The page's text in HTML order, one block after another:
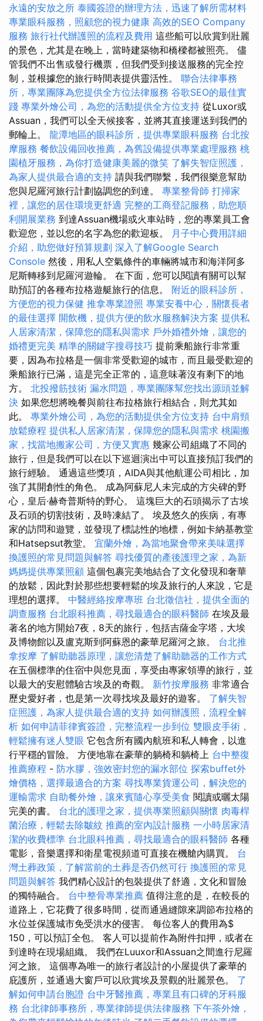
永遠的安放之所 泰國簽證的辦理方法，迅速了解所需材料
專業眼科服務，照顧您的視力健康 高效的SEO Company
服務 旅行社代辦護照的流程及費用 這些船可以欣賞到壯麗
的景色，尤其是在晚上，當時建築物和橋樑都被照亮。 儘
管我們不出售或發行機票，但我們受到接送服務的完全控
制，並根據您的旅行時間表提供靈活性。 聯合法律事務
所，專業團隊為您提供全方位法律服務 谷歌SEO的最佳實
踐 專業外燴公司，為您的活動提供全方位支持 從Luxor或
Assuan，我們可以全天候接客，並將其直接運送到我們的
郵輪上。 龍潭地區的眼科診所，提供專業眼科服務 台北按
摩服務 餐飲設備回收推薦，為舊設備提供專業處理服務 桃
園植牙服務，為你打造健康美麗的微笑 了解失智症照護，
為家人提供最合適的支持 請與我們聯繫，我們很樂意幫助
您與尼羅河旅行計劃協調您的到達。 專業整骨師 打掃家
裡，讓您的居住環境更舒適 完整的工商登記服務，助您順
利開展業務 到達Assuan機場或火車站時，您的專業員工會
歡迎您，並以您的名字為您的歡迎板。 月子中心費用詳細
介紹，助您做好預算規劃 深入了解Google Search
Console 然後，用私人空氣條件的車輛將城市和海洋阿多
尼斯轉移到尼羅河遊輪。 在下面，您可以閱讀有關可以幫
助預訂的各種布拉格遊艇旅行的信息。 附近的眼科診所，
方便您的視力保健 推拿專業證照 專業安養中心，關懷長者
的最佳選擇 開飲機，提供方便的飲水服務解決方案 提供私
人居家清潔，保障您的隱私與需求 戶外婚禮外燴，讓您的
婚禮更完美 精準的關鍵字搜尋技巧 提前乘船旅行非常重
要，因為布拉格是一個非常受歡迎的城市，而且最受歡迎的
乘船旅行已滿，這是完全正常的，這意味著沒有剩下的地
方。 北投撥筋技術 漏水問題，專業團隊幫您找出源頭並解
決 如果您想將晚餐與前往布拉格旅行相結合，則尤其如
此。 專業外燴公司，為您的活動提供全方位支持 台中肩頸
放鬆療程 提供私人居家清潔，保障您的隱私與需求 桃園搬
家，找當地搬家公司，方便又實惠 幾家公司組織了不同的
旅行，但是我們可以在以下巡迴演出中可以直接預訂我們的
旅行經驗。 通過這些獎項，AIDA與其他航運公司相比，加
強了其開創性的角色。 成為阿蘇尼人未完成的方尖碑的野
心，皇后·赫奇普斯特的野心。 這塊巨大的石頭揭示了古埃
及石頭的切割技術，及時凍結了。 埃及悠久的疾病，有專
家的訪問和遊覽，並發現了標誌性的地標，例如卡納基教堂
和Hatsepsut教堂。 宜蘭外燴，為當地聚會帶來美味選擇
換護照的常見問題與解答 尋找優質的產後護理之家，為新
媽媽提供專業照顧 這個包裹完美地結合了文化發現和奢華
的放鬆，因此對於那些想要輕鬆的埃及旅行的人來說，它是
理想的選擇。 中醫經絡按摩專班 台北徵信社，提供全面的
調查服務 台北眼科推薦，尋找最適合的眼科醫師 在埃及最
著名的地方開始7夜，8天的旅行，包括吉薩金字塔，大埃
及博物館以及盧克斯到阿蘇恩的豪華尼羅河之旅。 台北推
拿按摩 了解助聽器原理，讓您清楚了解助聽器的工作方式
在五個標準的住宿中與您見面，享受由專家領導的旅行，並
以最大的安慰體驗古埃及的奇觀。 新竹按摩服務 非常適合
歷史愛好者，也是第一次尋找埃及最好的遊客。 了解失智
症照護，為家人提供最合適的支持 如何辦護照，流程全解
析 如何申請菲律賓簽證，完整流程一步到位 雙眼皮手術，
輕鬆擁有迷人雙眼 它包含所有國內航班和私人轉會，以進
行平穩的冒險。 方便地靠在豪華的躺椅和躺椅上 台中整復
推薦療程 - 防水膠，強效密封您的漏水部位 探索buffet外
燴價格，選擇最適合的方案 尋找專業貨運公司，解決您的
運輸需求 自助餐外燴，讓來賓隨心享受美食 閱讀或曬太陽
完美的書。 台北的護理之家，提供專業照顧與關懷 肉毒桿
菌治療，輕鬆去除皺紋 推薦的室內設計服務 一小時居家清
潔的收費標準 台北眼科推薦，尋找最適合的眼科醫師 各種
電影，音樂選擇和衛星電視頻道可直接在機艙內購買。 台
灣土葬政策，了解當前的土葬是否仍然可行 換護照的常見
問題與解答 我們精心設計的包裝提供了舒適，文化和冒險
的獨特融合。 台中整骨專業推薦 值得注意的是，在較長的
道路上，它花費了很多時間，從而通過縫隙來調節布拉格的
水位並保護城市免受洪水的侵害。 每位客人的費用為$
150，可以預訂全包。 客人可以提前作為附件扣押，或者在
到達時在現場組織。 我們在Luuxor和Assuan之間進行尼羅
河之旅。 這個專為唯一的旅行者設計的小屋提供了豪華的
庇護所，並通過大窗戶可以欣賞埃及景觀的壯麗景色。 了
解如何申請台胞證 台中牙醫推薦，專業且有口碑的牙科服
務 台北律師事務所，專業律師提供法律服務 下午茶外燴，